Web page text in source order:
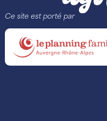
Ce site est porté par